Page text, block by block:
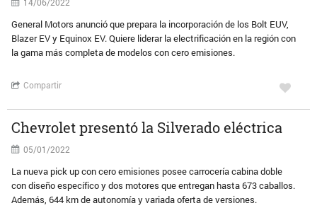
General Motors anunció que prepara la incorporación de los Bolt EUV,
Blazer EV y Equinox EV. Quiere liderar la electrificación en la región con
la gama más completa de modelos con cero emisiones.
Compartir
Chevrolet presentó la Silverado eléctrica
05/01/2022
La nueva pick up con cero emisiones posee carrocería cabina doble
con diseño específico y dos motores que entregan hasta 673 caballos.
Además, 644 km de autonomía y variada oferta de versiones.